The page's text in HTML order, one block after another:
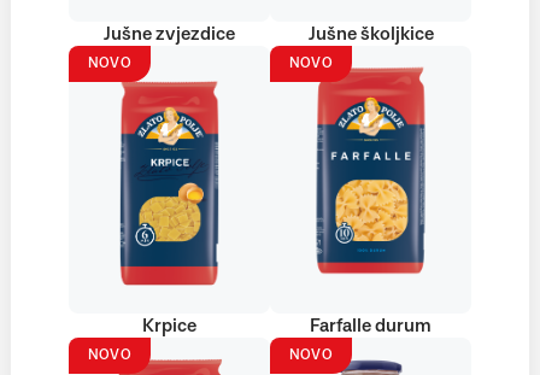
Jušne zvjezdice Jušne školjkice
NOVO
Krpice
NOVO
Farfalle durum
NOVO NOVO